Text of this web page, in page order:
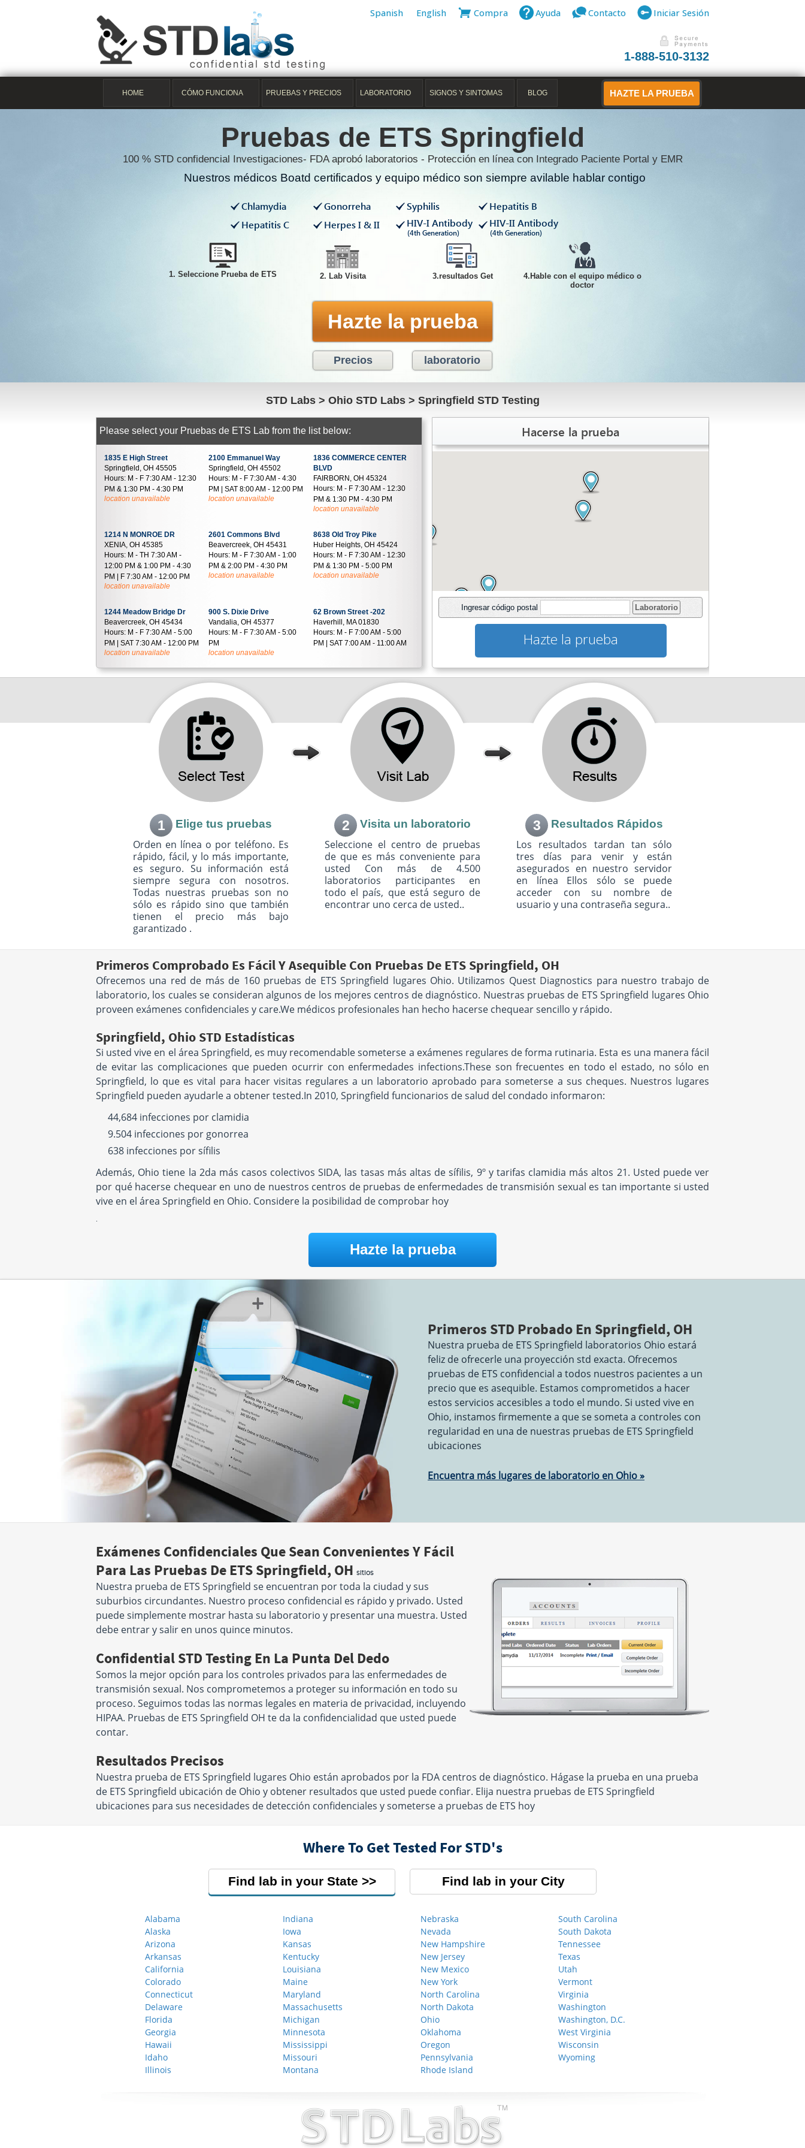
Spanish English Compra Ayuda Contacto Iniciar Sesión
1-888-510-3132
HOME CÓMO FUNCIONA PRUEBAS Y PRECIOS LABORATORIO SIGNOS Y SINTOMAS BLOG HAZTE LA PRUEBA
Pruebas de ETS Springfield
100 % STD confidencial Investigaciones- FDA aprobó laboratorios - Protección en línea con Integrado Paciente Portal y EMR
Nuestros médicos Boatd certificados y equipo médico son siempre avilable hablar contigo
Chlamydia Gonorreha Syphilis
Hepatitis B
Hepatitis C
Herpes I & II HIV-I Antibody
(4th Generation)
HIV-II Antibody
(4th Generation)
1. Seleccione Prueba de ETS 2. Lab Visita 3.resultados Get
4.Hable con el equipo médico o
doctor
Hazte la prueba
Precios laboratorio
STD Labs > Ohio STD Labs > Springfield STD Testing
Please select your Pruebas de ETS Lab from the list below:
1835 E High Street
Springfield, OH 45505
Hours: M - F 7:30 AM - 12:30
PM & 1:30 PM - 4:30 PM
location unavailable
2100 Emmanuel Way
Springfield, OH 45502
Hours: M - F 7:30 AM - 4:30
PM | SAT 8:00 AM - 12:00 PM
location unavailable
1836 COMMERCE CENTER
BLVD
FAIRBORN, OH 45324
Hours:M - F 7:30 AM - 12:30
PM & 1:30 PM - 4:30 PM
location unavailable
1214 N MONROE DR
XENIA, OH 45385
Hours: M - TH 7:30 AM -
12:00 PM & 1:00 PM - 4:30
PM | F 7:30 AM - 12:00 PM
location unavailable
2601 Commons Blvd
Beavercreek, OH 45431
Hours: M - F 7:30 AM - 1:00
PM & 2:00 PM - 4:30 PM
location unavailable
8638 Old Troy Pike
Huber Heights, OH 45424
Hours:M - F 7:30 AM - 12:30
PM & 1:30 PM - 5:00 PM
location unavailable
1244 Meadow Bridge Dr
Beavercreek, OH 45434
Hours: M - F 7:30 AM - 5:00
PM | SAT 7:30 AM - 12:00 PM
location unavailable
900 S. Dixie Drive
Vandalia, OH 45377
Hours: M - F 7:30 AM - 5:00
PM
location unavailable
62 Brown Street -202
Haverhill, MA 01830
Hours:M - F 7:00 AM - 5:00
PM | SAT 7:00 AM - 11:00 AM
122 WYOMING ST
M - TH 8:30 AM - 5:00
PM | F 8:30 AM - 4:00 PM
location unavailable
1525 E. Stroop Road
Suite 101
Kettering, OH 45429
M - F 7:30 AM - 5:00
PM | SAT 7:30 AM - 12:00 PM
location unavailable
1 Elizabeth Pl
Dayton, OH 45417
M - F 8:00 AM - 12:00
PM & 1:00 PM - 5:00 PM
location unavailable
725 University Boulevard
Dayton, OH 45435
M - F 7:30 AM - 12:30
PM & 1:30 PM - 4:30 PM
540 Lincoln Park Drive
Kettering, OH 45429
M - F 7:30 AM - 12:30
PM & 1:30 PM - 4:30 PM
1850 W Main St
Troy, OH 45373
M - F 7:30 AM - 5:00
location unavailable
2350 Miami Valley Drive
Centerville, OH 45459
M - F 8:00 AM - 12:00
PM & 1:00 PM - 5:00 PM
location unavailable
2300 Miami Valley Drive
Centerville, OH 45459
Hours:
M - F 12:00 AM - 11:45
PM
location unavailable
1 Wyoming Street Berry
Building 1st Floor
DAYTON, OH 45409
Hours:M - F 6:00 AM - 6:00
PM | SAT 6:00 AM - 12:30 PM
location unavailable
2308 Sandridge Dr
Moraine, OH 45439
M - F 7:00 AM - 12:00
location unavailable
5 W Wenger Rd
Englewood, OH 45322
location unavailable
304 W HIGH ST
PM & 1:30 PM - 4:00 PM
location unavailable
7707 Paragon Road
Centerville, OH 45459
M - F 7:30 AM - 5:00
630 N Main St
Suite 110
Springboro, OH 45066
Hours: M - F 7:30 AM - 12:30
location unavailable
50 Old Village Rd
Suite 101
Columbus, OH 43228
Hours: M - F 8:30 AM - 12:30
5130 Bradenton Ave
Suite C
Dublin, OH 43017
Hours:M - F 8:00 AM - 4:30
PM | SAT 9:00 AM - 12:00 PM
location unavailable
Middletown, OH 45042
Hours:M - F 7:00 AM - 12:00
PM & 1:30 PM - 3:30 PM
484 County Line Rd W
Suite 210
Westerville, OH 43082
Hours:M - F 8:00 AM - 12:30
PM & 1:00 PM - 4:30 PM |
7608 Cox Ln
West Chester, OH 45069
Hours:M - F 7:00 AM - 11:30
AM & 12:30 PM - 4:00 PM
location unavailable
Hacerse la prueba
Ingresar código postal Laboratorio
Hazte la prueba
1 Elige tus pruebas
Orden en línea o por teléfono. Es
rápido, fácil, y lo más importante,
es seguro. Su información está
siempre segura con nosotros.
Todas nuestras pruebas son no
sólo es rápido sino que también
tienen el precio más bajo
garantizado .
2 Visita un laboratorio
Seleccione el centro de pruebas
de que es más conveniente para
usted Con más de 4.500
laboratorios participantes en
todo el país, que está seguro de
encontrar uno cerca de usted..
3 Resultados Rápidos
Los resultados tardan tan sólo
tres días para venir y están
asegurados en nuestro servidor
en línea Ellos sólo se puede
acceder con su nombre de
usuario y una contraseña segura..
Primeros Comprobado Es Fácil Y Asequible Con Pruebas De ETS Springfield, OH
Ofrecemos una red de más de 160 pruebas de ETS Springfield lugares Ohio. Utilizamos Quest Diagnostics para nuestro trabajo de
laboratorio, los cuales se consideran algunos de los mejores centros de diagnóstico. Nuestras pruebas de ETS Springfield lugares Ohio
proveen exámenes confidenciales y care.We médicos profesionales han hecho hacerse chequear sencillo y rápido.
Springfield, Ohio STD Estadísticas
Si usted vive en el área Springfield, es muy recomendable someterse a exámenes regulares de forma rutinaria. Esta es una manera fácil
de evitar las complicaciones que pueden ocurrir con enfermedades infections.These son frecuentes en todo el estado, no sólo en
Springfield, lo que es vital para hacer visitas regulares a un laboratorio aprobado para someterse a sus cheques. Nuestros lugares
Springfield pueden ayudarle a obtener tested.In 2010, Springfield funcionarios de salud del condado informaron:
44,684 infecciones por clamidia
9.504 infecciones por gonorrea
638 infecciones por sífilis
Además, Ohio tiene la 2da más casos colectivos SIDA, las tasas más altas de sífilis, 9º y tarifas clamidia más altos 21. Usted puede ver
por qué hacerse chequear en uno de nuestros centros de pruebas de enfermedades de transmisión sexual es tan importante si usted
vive en el área Springfield en Ohio. Considere la posibilidad de comprobar hoy
.
Hazte la prueba
Primeros STD Probado En Springfield, OH
Nuestra prueba de ETS Springfield laboratorios Ohio estará
feliz de ofrecerle una proyección std exacta. Ofrecemos
pruebas de ETS confidencial a todos nuestros pacientes a un
precio que es asequible. Estamos comprometidos a hacer
estos servicios accesibles a todo el mundo. Si usted vive en
Ohio, instamos firmemente a que se someta a controles con
regularidad en una de nuestras pruebas de ETS Springfield
ubicaciones
Encuentra más lugares de laboratorio en Ohio »
Exámenes Confidenciales Que Sean Convenientes Y Fácil
Para Las Pruebas De ETS Springfield, OH sitios
Nuestra prueba de ETS Springfield se encuentran por toda la ciudad y sus
suburbios circundantes. Nuestro proceso confidencial es rápido y privado. Usted
puede simplemente mostrar hasta su laboratorio y presentar una muestra. Usted
debe entrar y salir en unos quince minutos.
Confidential STD Testing En La Punta Del Dedo
Somos la mejor opción para los controles privados para las enfermedades de
transmisión sexual. Nos comprometemos a proteger su información en todo su
proceso. Seguimos todas las normas legales en materia de privacidad, incluyendo
HIPAA. Pruebas de ETS Springfield OH te da la confidencialidad que usted puede
contar.
Resultados Precisos
Nuestra prueba de ETS Springfield lugares Ohio están aprobados por la FDA centros de diagnóstico. Hágase la prueba en una prueba
de ETS Springfield ubicación de Ohio y obtener resultados que usted puede confiar. Elija nuestra pruebas de ETS Springfield
ubicaciones para sus necesidades de detección confidenciales y someterse a pruebas de ETS hoy
Where To Get Tested For STD's
Find lab in your State Find lab in your City
Alabama
Alaska
Arizona
Arkansas
California
Colorado
Connecticut
Delaware
Florida
Georgia
Hawaii
Idaho
Illinois
Indiana
Iowa
Kansas
Kentucky
Louisiana
Maine
Maryland
Massachusetts
Michigan
Minnesota
Mississippi
Missouri
Montana
Nebraska
Nevada
New Hampshire
New Jersey
New Mexico
New York
North Carolina
North Dakota
Ohio
Oklahoma
Oregon
Pennsylvania
Rhode Island
South Carolina
South Dakota
Tennessee
Texas
Utah
Vermont
Virginia
Washington
Washington, D.C.
West Virginia
Wisconsin
Wyoming